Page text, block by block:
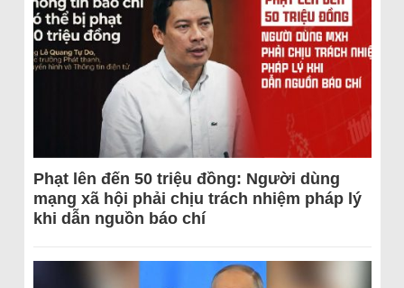
Phạt lên đến 50 triệu đồng: Người dùng
mạng xã hội phải chịu trách nhiệm pháp lý
khi dẫn nguồn báo chí